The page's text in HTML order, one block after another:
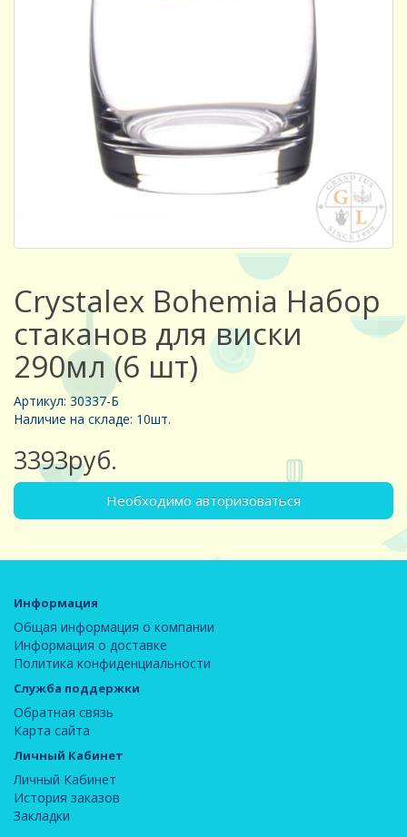
Crystalex Bohemia Набор
стаканов для виски
290мл (6 шт)
Артикул: 30337-Б
Наличие на складе: 10шт.
3393руб.
Необходимо авторизоваться
Информация
Общая информация о компании
Информация о доставке
Политика конфиденциальности
Служба поддержки
Обратная связь
Карта сайта
Личный Кабинет
Личный Кабинет
История заказов
Закладки